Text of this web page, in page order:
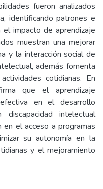
fueron analizados
identificando patrones e
impacto de aprendizaje
muestran una mejorar
y la interacción social de
además fomenta
cotidianas. En
que el aprendizaje
en el desarrollo
intelectual
en el acceso a programas
su autonomía en la
y el mejoramiento